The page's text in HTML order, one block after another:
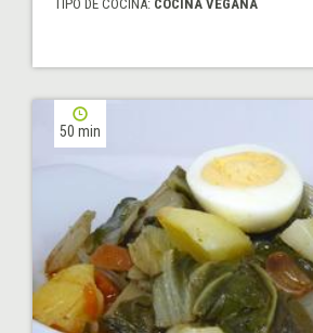
TIPO DE COCINA: COCINA VEGANA
50 min